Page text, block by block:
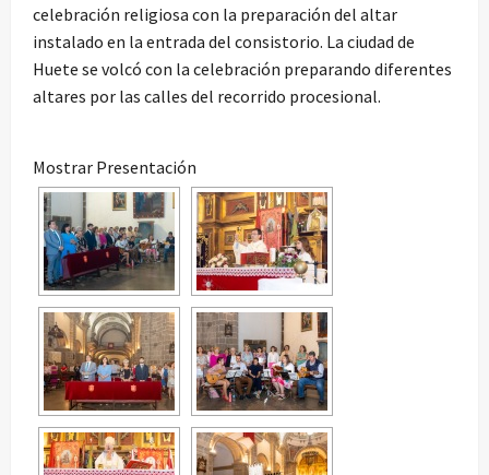
celebración religiosa con la preparación del altar
instalado en la entrada del consistorio. La ciudad de
Huete se volcó con la celebración preparando diferentes
altares por las calles del recorrido procesional.
Mostrar Presentación